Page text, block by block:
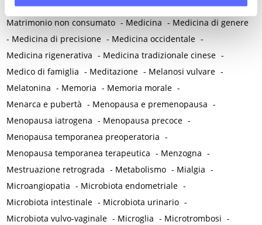
Mastodinia / Mastalgia -Mastopatia fibrocistica -Maternità
Matrimonio non consumato - Medicina - Medicina di genere
- Medicina di precisione - Medicina occidentale -
Medicina rigenerativa - Medicina tradizionale cinese -
Medico di famiglia - Meditazione - Melanosi vulvare -
Melatonina - Memoria - Memoria morale -
Menarca e pubertà - Menopausa e premenopausa -
Menopausa iatrogena - Menopausa precoce -
Menopausa temporanea preoperatoria -
Menopausa temporanea terapeutica - Menzogna -
Mestruazione retrograda - Metabolismo - Mialgia -
Microangiopatia - Microbiota endometriale -
Microbiota intestinale - Microbiota urinario -
Microbiota vulvo-vaginale - Microglia - Microtrombosi -